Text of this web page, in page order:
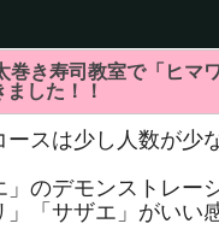
巻き寿司教室で「ヒマ
した！！
ースは少し人数が少
のデモンストレー
」「サザエ」がいい